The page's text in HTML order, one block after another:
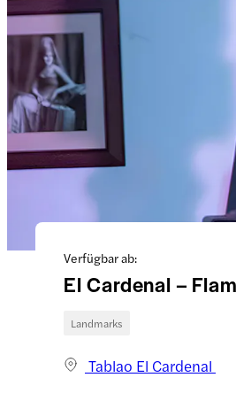
Verfügbar ab:
El Cardenal –
Landmarks
Tablao El Cardenal